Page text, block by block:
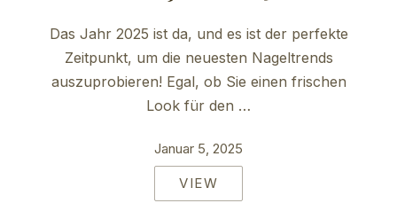
Das Jahr 2025 ist da, und es ist der perfekte
Zeitpunkt, um die neuesten Nageltrends
auszuprobieren! Egal, ob Sie einen frischen
Look für den …
Januar 5, 2025
VIEW